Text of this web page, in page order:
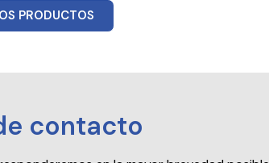
PRODUCTOS
contacto